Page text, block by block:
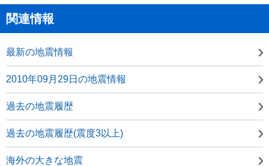
関連情報
最新の地震情報
2010年09月29日の地震情報
過去の地震履歴
過去の地震履歴(震度3以上)
海外の大きな地震